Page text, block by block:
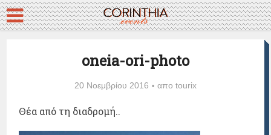
oneia-ori-photo
20 Νοεμβρίου 2016 απο tourix
Θέα από τη διαδρομή..